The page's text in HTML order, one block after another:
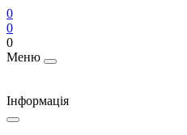
0
0
0
Меню
Інформація